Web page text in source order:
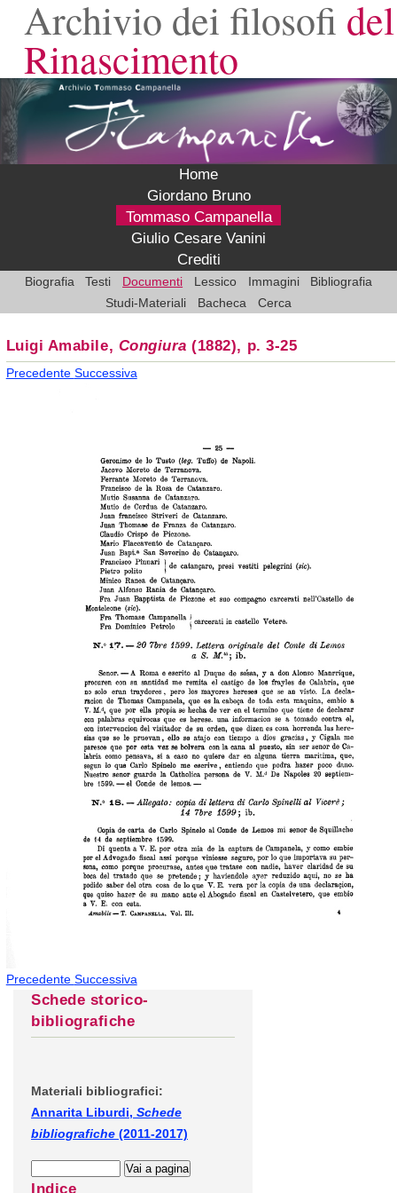
Archivio dei filosofi del
Rinascimento
Home
Giordano Bruno
Tommaso Campanella
Giulio Cesare Vanini
Crediti
Biografia Testi Documenti Lessico Immagini
Bibliografia
Studi-Materiali
Bacheca Cerca
Luigi Amabile, Congiura (1882), p. 3-25
Precedente Successiva
Precedente Successiva
Schede storico-
bibliografiche
Materiali bibliografici:
Annarita Liburdi, Schede
bibliografiche (2011-2017)
Indice